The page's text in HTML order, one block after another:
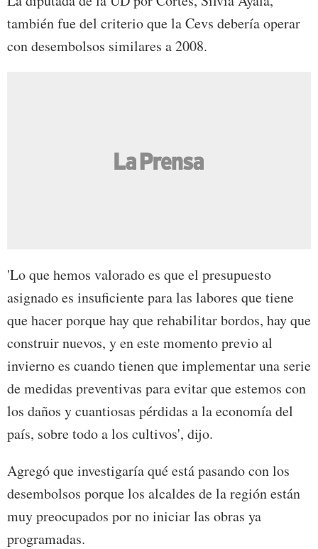
también fue del criterio que la Cevs debería operar
con desembolsos similares a 2008.
'Lo que hemos valorado es que el presupuesto
asignado es insuficiente para las labores que tiene
que hacer porque hay que rehabilitar bordos, hay que
construir nuevos, y en este momento previo al
invierno es cuando tienen que implementar una serie
de medidas preventivas para evitar que estemos con
los daños y cuantiosas pérdidas a la economía del
país, sobre todo a los cultivos', dijo.
Agregó que investigaría qué está pasando con los
desembolsos porque los alcaldes de la región están
muy preocupados por no iniciar las obras ya
programadas.